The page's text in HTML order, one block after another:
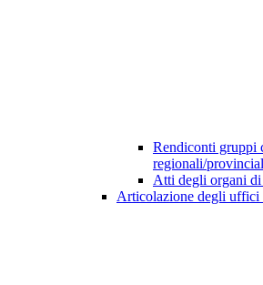
Rendiconti gruppi
regionali/
Atti degli organi
Articolazione degli uffici